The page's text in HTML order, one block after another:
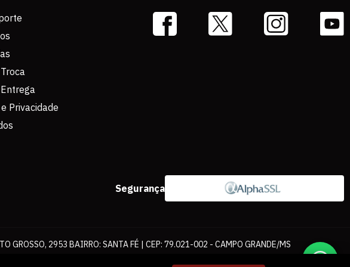
Privacidade
Segurança
GROSSO, 2953 BAIRRO: SANTA FÉ | CEP: 79.021-002 - CAMPO GRANDE/MS